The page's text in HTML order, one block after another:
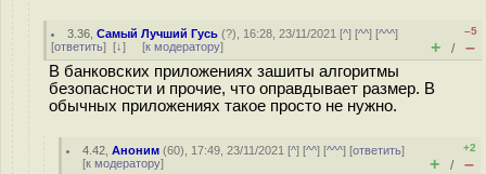
3.36 ,Самый Лучший Гусь (?), 16:28, 23/11/2021 [^] [^^] [^^^]
[ответить] [↓] [к модератору]
–5
+ / –
В банковских приложениях зашиты алгоритмы
безопасности и прочие, что оправдывает размер. В
обычных приложениях такое просто не нужно.
4.42 ,Аноним (60), 17:49, 23/11/2021 [^] [^^] [^^^] [ответить]
[к модератору]
+2
+ / –